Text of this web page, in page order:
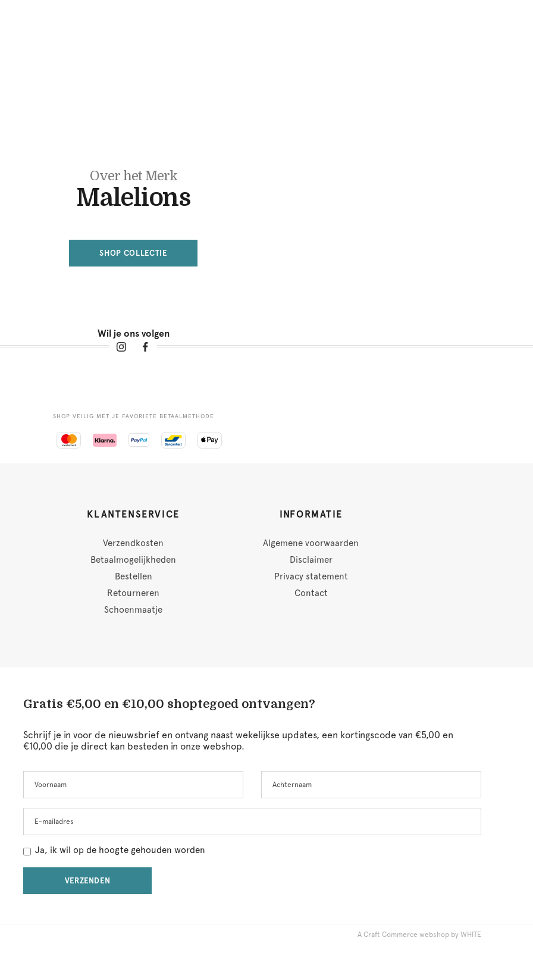
Over het Merk
Malelions
SHOP COLLECTIE
Wil je ons volgen
SHOP VEILIG MET JE FAVORIETE BETAALMETHODE
KLANTENSERVICE
Verzendkosten
Betaalmogelijkheden
Bestellen
Retourneren
Schoenmaatje
INFORMATIE
Algemene voorwaarden
Disclaimer
Privacy statement
Contact
Gratis €5,00 en €10,00 shoptegoed ontvangen?
Schrijf je in voor de nieuwsbrief en ontvang naast wekelijkse updates, een kortingscode van €5,00 en
€10,00 die je direct kan besteden in onze webshop.
this
field
blank
Ja, ik wil op de hoogte gehouden worden
VERZENDEN
A Craft Commerce webshop by WHITE